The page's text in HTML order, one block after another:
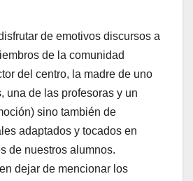
de emotivos discursos a
de la comunidad
del centro, la madre de uno
una de las profesoras y un
sino también de
adaptados y tocados en
de nuestros alumnos.
dejar de mencionar los